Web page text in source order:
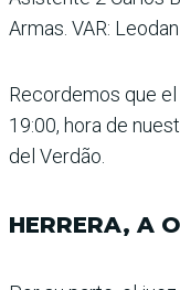
Armas. VAR:
Recordemos que
19:00, hora de
del Verdão.
HERRERA, A